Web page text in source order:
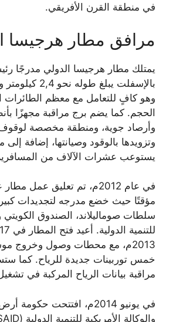
في منطقة القرن الأفريقي.
مرافق مطار هرجيسا
يمتلك مطار هرجيسا الدولي مدرجًا
وهو كافٍ للتعامل مع معظم الطائرات
الحجم. كما يضم برج مراقبة مجهزًا
وأرصاد جوية، ومنطقة مخصصة
وتزويدها بالوقود وصيانتها، إضافة إلى
يستوعب عشرات الآلاف من
في عام 2012م، تم تعليق عمل
مؤقتًا حيث خضع مدرجه لتجديدات
سلطات صوماليلاند، الصندوق الكويتي
2013م، مع محطات وصول وخروج
خمس توربينات جديدة للرياح. كما
مراقبة بيانات الرياح المركبة في
في يونيو 2014م، افتتحت